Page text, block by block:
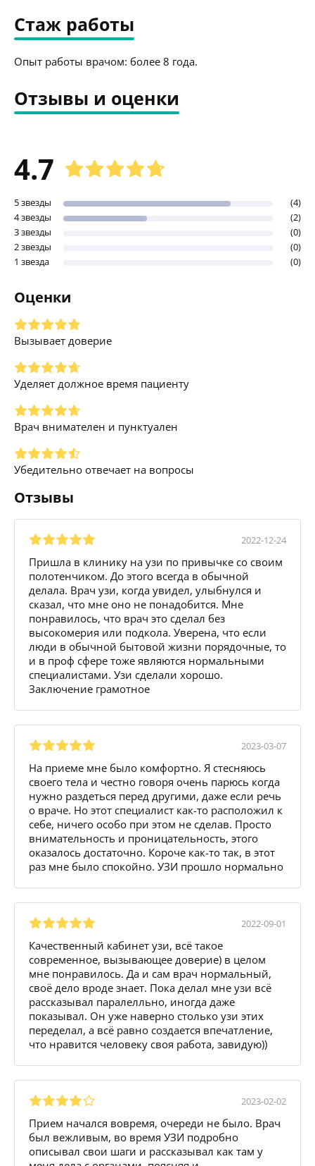
Стаж работы
Опыт работы врачом: более 8 года.
Отзывы и оценки
4.7
5 звезды
(4)
4 звезды
(2)
3 звезды
(0)
2 звезды
(0)
1 звезда
(0)
Оценки
Вызывает доверие
Уделяет должное время пациенту
Врач внимателен и пунктуален
Убедительно отвечает на вопросы
Отзывы
2022-12-24
Пришла в клинику на узи по привычке со своим
полотенчиком. До этого всегда в обычной
делала. Врач узи, когда увидел, улыбнулся и
сказал, что мне оно не понадобится. Мне
понравилось, что врач это сделал без
высокомерия или подкола. Уверена, что если
люди в обычной бытовой жизни порядочные, то
и в проф сфере тоже являются нормальными
специалистами. Узи сделали хорошо.
Заключение грамотное
2023-03-07
На приеме мне было комфортно. Я стесняюсь
своего тела и честно говоря очень парюсь когда
нужно раздеться перед другими, даже если речь
о враче. Но этот специалист как-то расположил к
себе, ничего особо при этом не сделав. Просто
внимательность и проницательность, этого
оказалось достаточно. Короче как-то так, в этот
раз мне было спокойно. УЗИ прошло нормально
2022-09-01
Качественный кабинет узи, всё такое
современное, вызывающее доверие) в целом
мне понравилось. Да и сам врач нормальный,
своё дело вроде знает. Пока делал мне узи всё
рассказывал паралелльно, иногда даже
показывал. Он уже наверно столько узи этих
переделал, а всё равно создается впечатление,
что нравится человеку своя работа, завидую))
2023-02-02
Прием начался вовремя, очереди не было. Врач
был вежливым, во время УЗИ подробно
описывал свои шаги и рассказывал как там у